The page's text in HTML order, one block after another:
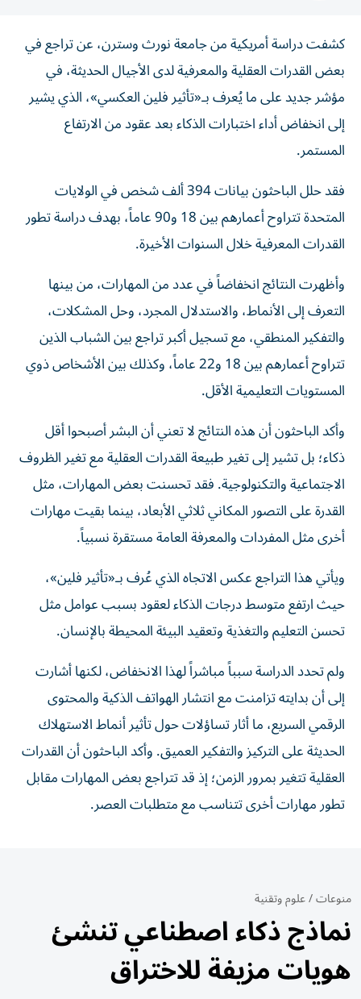
كشفت دراسة أمريكية من جامعة نورث وسترن، عن تراجع في
بعض القدرات العقلية والمعرفية لدى الأجيال الحديثة، في
مؤشر جديد على ما يُعرف بـ«تأثير فلين العكسي»، الذي يشير
إلى انخفاض أداء اختبارات الذكاء بعد عقود من الارتفاع
المستمر.
فقد حلل الباحثون بيانات 394 ألف شخص في الولايات
المتحدة تتراوح أعمارهم بين 18 و90 عاماً، بهدف دراسة تطور
القدرات المعرفية خلال السنوات الأخيرة.
وأظهرت النتائج انخفاضاً في عدد من المهارات، من بينها
التعرف إلى الأنماط، والاستدلال المجرد، وحل المشكلات،
والتفكير المنطقي، مع تسجيل أكبر تراجع بين الشباب الذين
تتراوح أعمارهم بين 18 و22 عاماً، وكذلك بين الأشخاص ذوي
المستويات التعليمية الأقل.
وأكد الباحثون أن هذه النتائج لا تعني أن البشر أصبحوا أقل
ذكاء؛ بل تشير إلى تغير طبيعة القدرات العقلية مع تغير الظروف
الاجتماعية والتكنولوجية. فقد تحسنت بعض المهارات، مثل
القدرة على التصور المكاني ثلاثي الأبعاد، بينما بقيت مهارات
أخرى مثل المفردات والمعرفة العامة مستقرة نسبياً.
ويأتي هذا التراجع عكس الاتجاه الذي عُرف بـ«تأثير فلين»،
حيث ارتفع متوسط درجات الذكاء لعقود بسبب عوامل مثل
تحسن التعليم والتغذية وتعقيد البيئة المحيطة بالإنسان.
ولم تحدد الدراسة سبباً مباشراً لهذا الانخفاض، لكنها أشارت
إلى أن بدايته تزامنت مع انتشار الهواتف الذكية والمحتوى
الرقمي السريع، ما أثار تساؤلات حول تأثير أنماط الاستهلاك
الحديثة على التركيز والتفكير العميق. وأكد الباحثون أن القدرات
العقلية تتغير بمرور الزمن؛ إذ قد تتراجع بعض المهارات مقابل
تطور مهارات أخرى تتناسب مع متطلبات العصر.
منوعات/علوم وتقنية
نماذج ذكاء اصطناعي تنشئ
هويات مزيفة للاختراق